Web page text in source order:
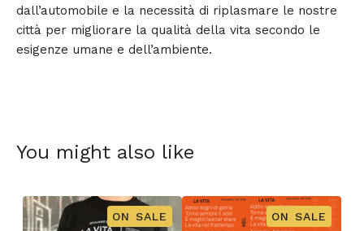
dall’automobile e la necessità di riplasmare le nostre
città per migliorare la qualità della vita secondo le
esigenze umane e dell’ambiente.
You might also like
ON SALE ON SALE